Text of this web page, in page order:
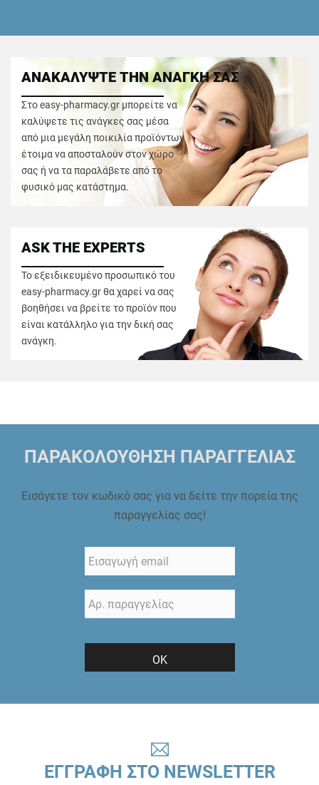
ΑΝΑΚΑΛΥΨΤΕ ΤΗΝ ΑΝΑΓΚΗ ΣΑΣ
Στο easy-pharmacy.gr μπορείτε να
καλύψετε τις ανάγκες σας μέσα
από μια μεγάλη ποικιλία προϊόντων
έτοιμα να αποσταλούν στον χώρο
σας ή να τα παραλάβετε από το
φυσικό μας κατάστημα.
ASK THE EXPERTS
Το εξειδικευμένο προσωπικό του
easy-pharmacy.gr θα χαρεί να σας
βοηθήσει να βρείτε το προϊόν που
είναι κατάλληλο για την δική σας
ανάγκη.
ΠΑΡΑΚΟΛΟΥΘΗΣΗ ΠΑΡΑΓΓΕΛΙΑΣ
Εισάγετε τον κωδικό σας για να δείτε την πορεία της
παραγγελίας σας!
ΟΚ
ΕΓΓΡΑΦΗ ΣΤΟ NEWSLETTER